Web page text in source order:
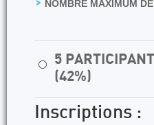
NOMBRE MAXIMUM
⚪
5
(42%)
Inscriptions :